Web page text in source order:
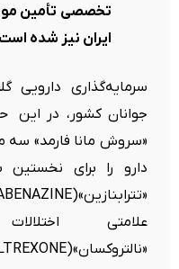
تخصصی تأمین
ایران نیز شده
سرمایه‌گذاری
جوانان کشور، در
«سروش مانا فارمد» سه
دارو را برای نخستین
علامتی